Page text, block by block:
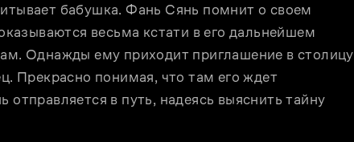
бабушка. Фань Сянь помнит о своем
весьма кстати в его дальнейшем
Однажды ему приходит приглашение в столицу
Прекрасно понимая, что там его ждет
в путь, надеясь выяснить тайну